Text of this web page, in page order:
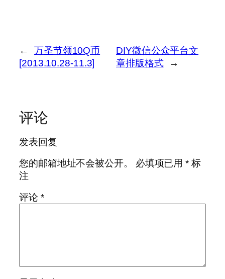
←
万圣节领10Q币
[2013.10.28-11.3]
DIY微信公众平台文
章排版格式
→
评论
发表回复
您的邮箱地址不会被公开。
必填项已用* 标
注
评论 *